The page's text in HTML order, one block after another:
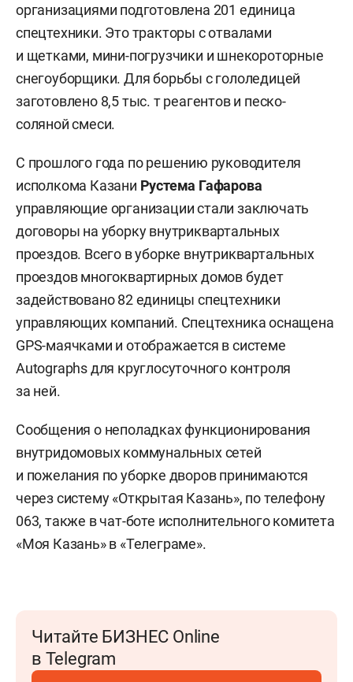
организациями подготовлена 201 единица
спецтехники. Это тракторы с отвалами
и щетками, мини-погрузчики и шнекороторные
снегоуборщики. Для борьбы с гололедицей
заготовлено 8,5 тыс. т реагентов и песко-
соляной смеси.
С прошлого года по решению руководителя
исполкома Казани Рустема Гафарова
управляющие организации стали заключать
договоры на уборку внутриквартальных
проездов. Всего в уборке внутриквартальных
проездов многоквартирных домов будет
задействовано 82 единицы спецтехники
управляющих компаний. Спецтехника оснащена
GPS-маячками и отображается в системе
Autographs для круглосуточного контроля
за ней.
Сообщения о неполадках функционирования
внутридомовых коммунальных сетей
и пожелания по уборке дворов принимаются
через систему «Открытая Казань», по телефону
063, также в чат-боте исполнительного комитета
«Моя Казань» в «Телеграме».
Читайте БИЗНЕС Online
в Telegram